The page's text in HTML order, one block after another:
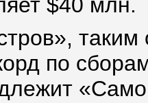
$40 млн.
таким
по